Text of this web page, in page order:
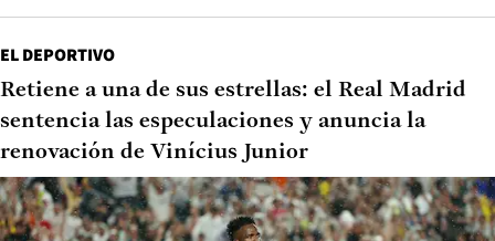
EL DEPORTIVO
Retiene a una de sus estrellas: el Real Madrid
sentencia las especulaciones y anuncia la
renovación de Vinícius Junior